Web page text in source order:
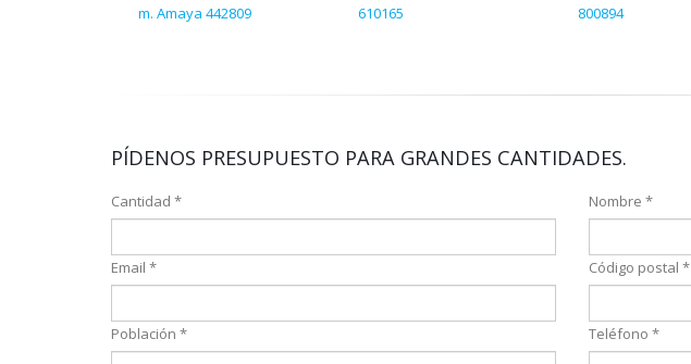
m. Amaya 442809
610165
800894
PÍDENOS PRESUPUESTO PARA GRANDES CANTIDADES.
Cantidad * Nombre *
Email * Código postal *
Población * Teléfono *